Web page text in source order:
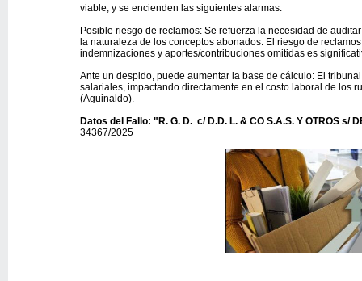
viable, y se encienden las siguientes alarmas:
Posible riesgo de reclamos: Se refuerza la necesidad de
la naturaleza de los conceptos abonados. El riesgo de
indemnizaciones y aportes/contribuciones omitidas es
Ante un despido, puede aumentar la base de cálculo: El
salariales, impactando directamente en el costo laboral de los
(Aguinaldo).
Datos del Fallo: "R. G. D. c/ D.D. L. & CO S.A.S. Y OTROS s/
34367/2025